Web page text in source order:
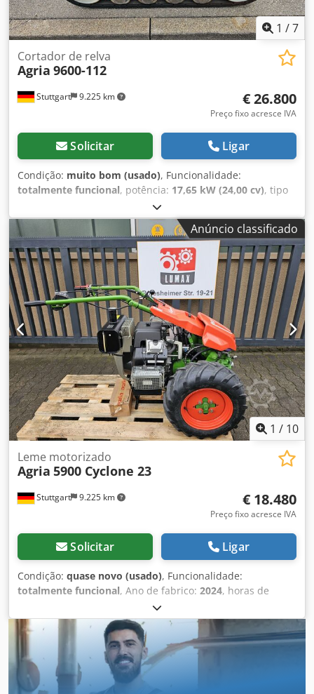
1 /7
Stuttgart 9.225 km
Cortador de relva
Agria 9600-112
€ 26.800
Preço fixo acresce IVA
Solicitar Ligar
Condição: muito bom (usado), Funcionalidade:
totalmente funcional, potência: 17,65 kW (24,00 cv), tipo
, combustível:
engrenagem:outro, Ano de fabrico:2023, AGRIA 9600 -
112 !!! 2ª Geração – novo modelo !!! Corta-relva com
lagartas controlada remotamente com plataforma mulch
de 112 cm Esta máquina AGRIA 9600-112 é do ano de 2023,
tem apenas 304 horas de funcionamento segundo o
contador e encontra-se em muito bom estado geral,
apresentando apenas sinais normais de uso e desgaste.
Serviço de manutenção realizado recentemente. O preço
de tabela atual é 44.900,-€. O preço líquido é 26.806,-€ //
Preço bruto 31.900,-€ Dsdpfjxa Ar Tjx Ag Rowa - Inspeção /
test drive possíveis! - Envio em toda a Alemanha por 400,-€
via transportadora! - Financiamento / leasing pode ser
solicitado individualmente!
Anúncio classificado
1 / 10
Stuttgart 9.225 km
Leme motorizado
Agria 5900 Cyclone 23
€ 18.480
Preço fixo acresce IVA
Solicitar Ligar
Condição: quase novo (usado), Funcionalidade:
totalmente funcional, Ano de fabrico: 2024, horas de
, potência:
de combustível:gasolina, tipo de engrenagem:
hidrostático
, Agria 5900 Taifun Profi - Transportadora de
equipamentos hidrelétricos Detalhes técnicos: Motor a
gasolina Kawasaki de 2 cilindros e quatro tempos, 23 cv,
com partida elétrica Transmissão: transmissão hidrostática